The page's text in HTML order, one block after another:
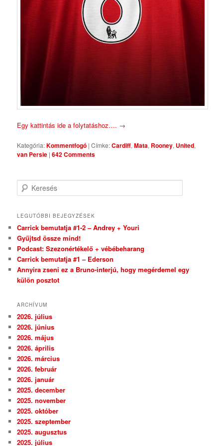
Egy kattintás ide a folytatáshoz…. →
Kategória:Kommentfogó |Címke:Cardiff,Mata, Rooney, United,
van Persie |642 Comments
Keresés
LEGUTÓBBI BEJEGYZÉSEK
Carrick bemutatja #1-2 – Andrey + Youri
Gyűjtsd össze mind!
Podcast: Szezonértékelő + vébébeharang
Carrick bemutatja #1 – Ederson
Annyira zseni ez a Bruno-interjú, hogy megérdemel egy
külön posztot
ARCHÍVUM
2026. július
2026. június
2026. május
2026. április
2026. március
2026. február
2026. január
2025. december
2025. november
2025. október
2025. szeptember
2025. augusztus
2025. július